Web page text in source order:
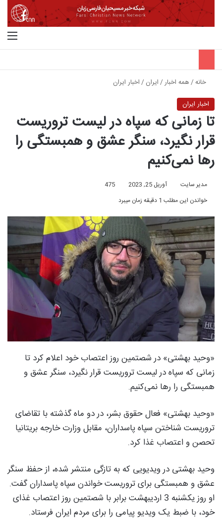
خانه/همه اخبار/ایران /اخبار ایران
اخبار ایران
تا زمانی که سپاه در لیست تروریست
قرار نگیرد، سنگر عشق و همبستگی را
رها نمی‌کنیم
مدیر سایت آوریل 25, 2023
475
خواندن این مطلب 1 دقیقه زمان میبرد
«وحید بهشتی» در شصتمین روز اعتصاب خود اعلام کرد تا
زمانی که سپاه در لیست تروریست قرار نگیرد، سنگر عشق و
همبستگی را رها نمی‌کنیم.
«وحید بهشتی» فعال حقوق بشر، در دو ماه گذشته با تقاضای
تروریست شناختن سپاه پاسداران، مقابل وزارت خارجه بریتانیا
تحصن و اعتصاب غذا کرد.
وحید بهشتی در ویدیویی که به تازگی منتشر شده، از حفظ سنگر
عشق و همبستگی برای تروریست خواندن سپاه پاسداران گفت.
او روز یکشنبه 3 اردیبهشت برابر با شصتمین روز اعتصاب غذای
خود، با ضبط یک ویدیو پیامی را برای مردم ایران فرستاد.